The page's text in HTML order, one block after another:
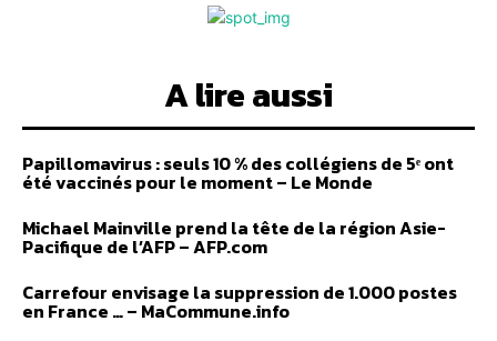
A lire aussi
Papillomavirus : seuls 10 % des collégiens de 5ᵉ ont
été vaccinés pour le moment – Le Monde
Michael Mainville prend la tête de la région Asie-
Pacifique de l’AFP – AFP.com
Carrefour envisage la suppression de 1.000 postes
en France … – MaCommune.info